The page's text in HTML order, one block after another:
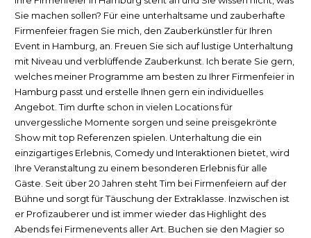
Sie machen sollen? Für eine unterhaltsame und zauberhafte
Firmenfeier fragen Sie mich, den Zauberkünstler für Ihren
Event in Hamburg, an. Freuen Sie sich auf lustige Unterhaltung
mit Niveau und verblüffende Zauberkunst. Ich berate Sie gern,
welches meiner Programme am besten zu Ihrer Firmenfeier in
Hamburg passt und erstelle Ihnen gern ein individuelles
Angebot. Tim durfte schon in vielen Locations für
unvergessliche Momente sorgen und seine preisgekrönte
Show mit top Referenzen spielen. Unterhaltung die ein
einzigartiges Erlebnis, Comedy und Interaktionen bietet, wird
Ihre Veranstaltung zu einem besonderen Erlebnis für alle
Gäste. Seit über 20 Jahren steht Tim bei Firmenfeiern auf der
Bühne und sorgt für Täuschung der Extraklasse. Inzwischen ist
er Profizauberer und ist immer wieder das Highlight des
Abends fei Firmenevents aller Art. Buchen sie den Magier so